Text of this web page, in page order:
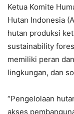
Ketua Komite
Hutan Indonesia
hutan produksi
sustainability
memiliki peran
lingkungan, dan
“Pengelolaan
akses